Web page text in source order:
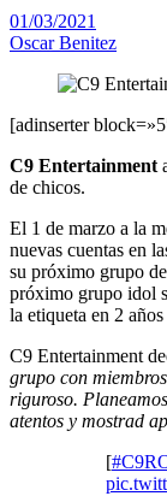
01/03/2021
Oscar Benitez
[adinserter
C9 Entertainment
de chicos.
El 1 de marzo a la
nuevas cuentas en
su próximo grupo
próximo grupo idol
la etiqueta en 2 años
C9 Entertainment
grupo con
riguroso.
atentos y mostrad
[